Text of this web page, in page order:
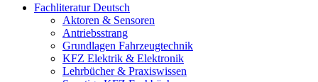
Fachliteratur Deutsch
Aktoren & Sensoren
Antriebsstrang
Grundlagen Fahrzeugtechnik
KFZ Elektrik & Elektronik
Lehrbücher & Praxiswissen